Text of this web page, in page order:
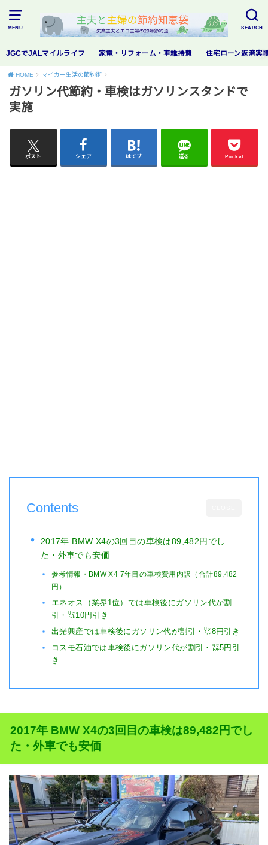
MENU SEARCH
JGCでJALマイルライフ 家電・リフォーム・車維持費 住宅ローン返済実
HOME マイカー生活の節約術
ガソリン代節約・車検はガソリンスタンドで
実施
ポスト シェア はてブ 送る Pocket
Contents
2017年 BMW X4の3回目の車検は89,482円でし
た・外車でも安価
参考情報・BMW X4 7年目の車検費用内訳（合計89,482
円）
エネオス（業界1位）では車検後にガソリン代が割
引・㍑10円引き
出光興産では車検後にガソリン代が割引・㍑8円引き
コスモ石油では車検後にガソリン代が割引・㍑5円引
き
2017年 BMW X4の3回目の車検は89,482円でし
た・外車でも安価